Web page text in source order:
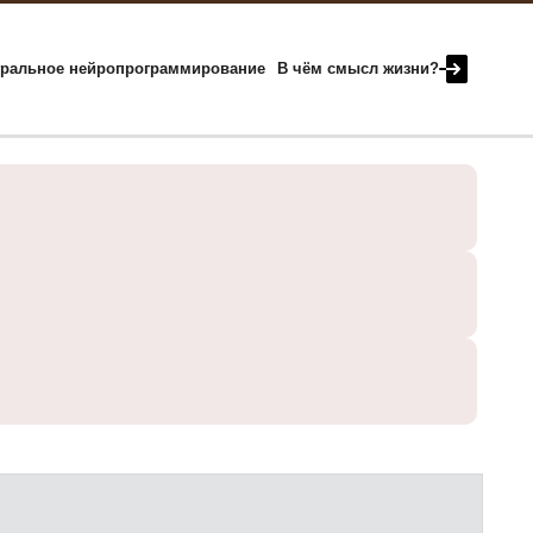
нейропрограммирование В чём смысл жизни?